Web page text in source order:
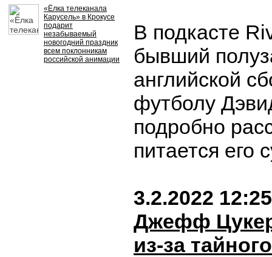
«Ёлка телеканала
Карусель» в Крокусе
подарит
незабываемый
новогодний праздник
всем поклонникам
российской анимации
В подкасте
бывший
английской
футболу
подробно
питается его
3.2.2022 12:25
Джефф
из-за